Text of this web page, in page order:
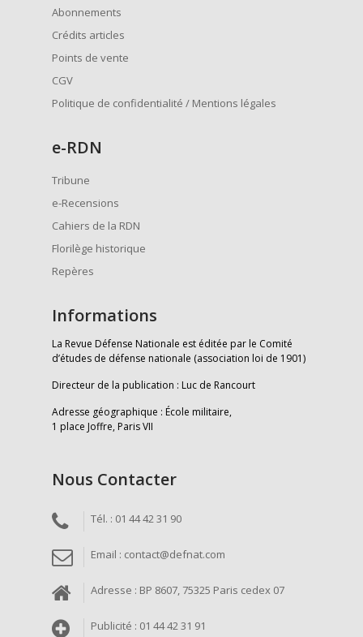
Abonnements
Crédits articles
Points de vente
CGV
Politique de confidentialité / Mentions légales
e-RDN
Tribune
e-Recensions
Cahiers de la RDN
Florilège historique
Repères
Informations
La Revue Défense Nationale est éditée par le Comité
d’études de défense nationale (association loi de 1901)
Directeur de la publication : Luc de Rancourt
Adresse géographique : École militaire,
1 place Joffre, Paris VII
Nous Contacter
Tél. : 01 44 42 31 90
Email : contact@defnat.com
Adresse : BP 8607, 75325 Paris cedex 07
Publicité : 01 44 42 31 91